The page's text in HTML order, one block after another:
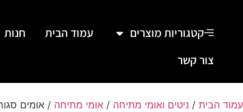
קטגוריות מוצרים עמוד הבית חנות
צור קשר
עמוד הבית / ניטים ואומי מתיחה / אומי מתיחה / אומים